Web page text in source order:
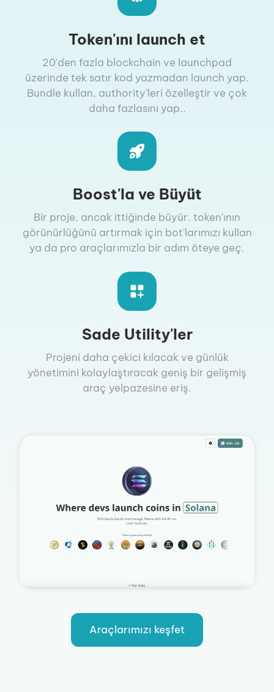
Token'ını launch et
20'den fazla blockchain ve launchpad
üzerinde tek satır kod yazmadan launch yap.
Bundle kullan, authority'leri özelleştir ve çok
daha fazlasını yap..
Boost'la ve Büyüt
Bir proje, ancak ittiğinde büyür. token'ının
görünürlüğünü artırmak için bot'larımızı kullan
ya da pro araçlarımızla bir adım öteye geç.
Sade Utility'ler
Projeni daha çekici kılacak ve günlük
yönetimini kolaylaştıracak geniş bir gelişmiş
araç yelpazesine eriş.
Araçlarımızı keşfet